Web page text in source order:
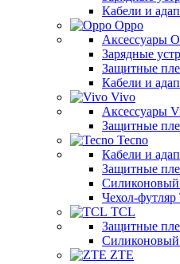
Кабели и
Oppo
Аксессуары
Зарядные
Защитные
Кабели и
Vivo
Аксессуары
Защитные
Tecno
Кабели и
Защитные
Силиконовый
Чехол-футляр
TCL
Защитные
Силиконовый
ZTE